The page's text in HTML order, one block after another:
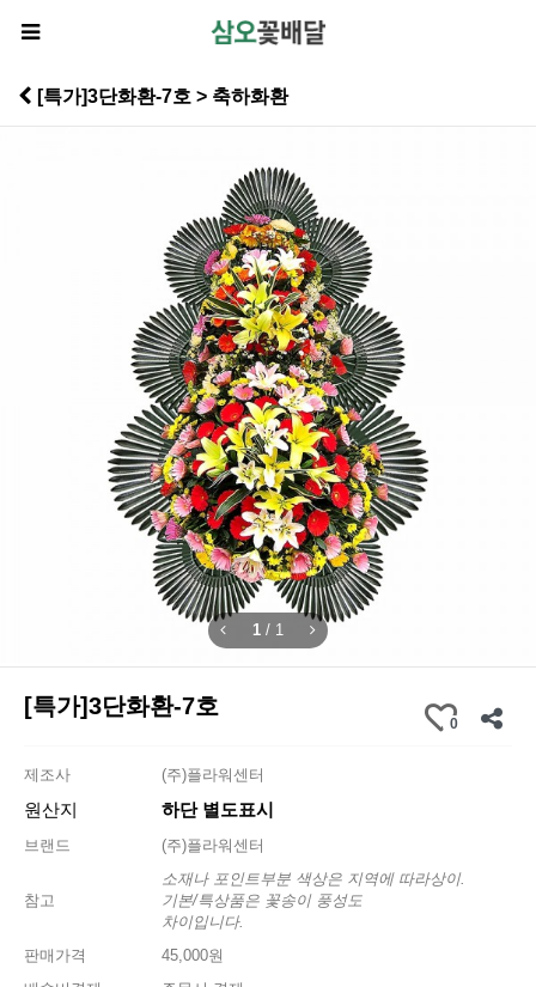
[특가]3단화환-7호 > 축하화환
1 / 1
[특가]3단화환-7호
0
제조사 (주)플라워센터
원산지 하단 별도표시
브랜드 (주)플라워센터
참고
소재나 포인트부분 색상은 지역에 따라상이.
기본/특상품은 꽃송이 풍성도
차이입니다.
판매가격
45,000원